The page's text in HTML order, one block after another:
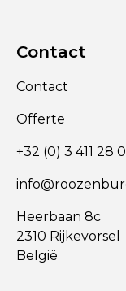
Contact
Contact
Offerte
+32 (0) 3 411 28
Heerbaan 8c
2310 Rijkevorsel
België